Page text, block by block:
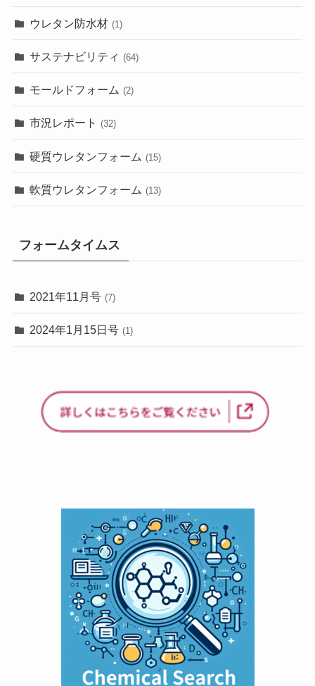
ウレタン防水材 (1)
サステナビリティ (64)
モールドフォーム (2)
市況レポート (32)
硬質ウレタンフォーム (15)
軟質ウレタンフォーム (13)
フォームタイムス
2021年11月号 (7)
2024年1月15日号 (1)